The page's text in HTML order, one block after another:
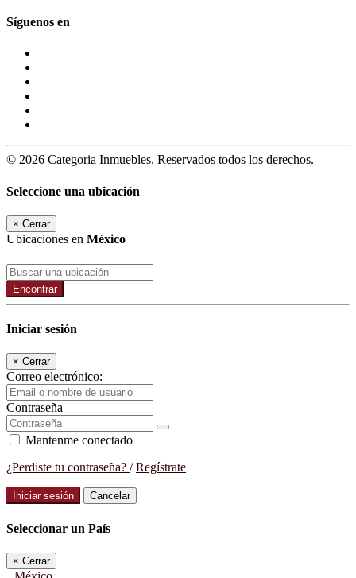
Síguenos en
© 2026 Categoria Inmuebles. Reservados todos los derechos.
Seleccione una ubicación
× Cerrar
Ubicaciones en México
Encontrar
Iniciar sesión
× Cerrar
Correo electrónico:
Contraseña
Mantenme conectado
¿Perdiste tu contraseña? /Regístrate
Iniciar sesión Cancelar
Seleccionar un País
× Cerrar